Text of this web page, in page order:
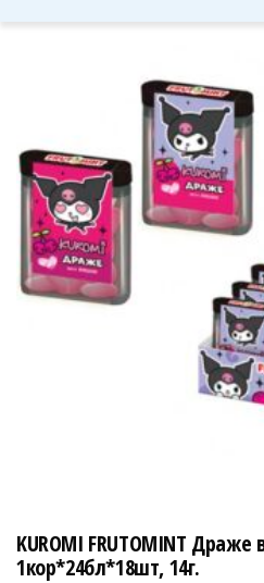
KUROMI FRUTOMINT Драже
1кор*24бл*18шт, 14г.